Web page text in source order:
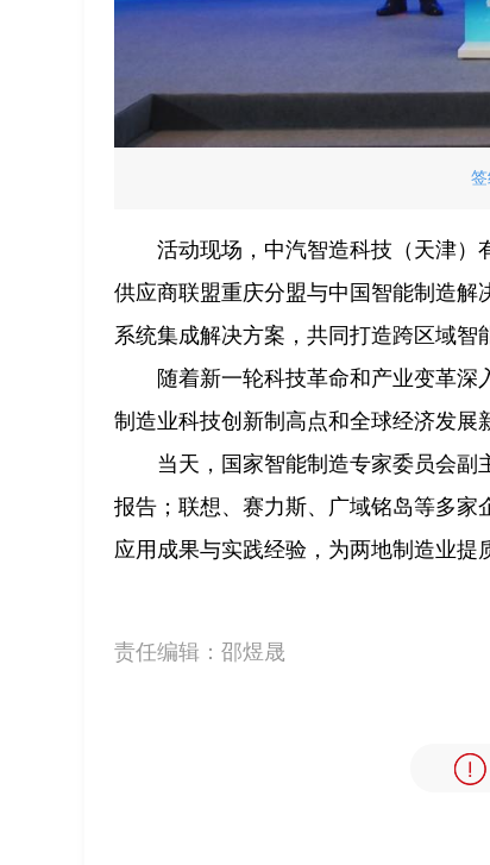
活动现场，中汽智造科技（天津）
供应商联盟重庆分盟与中国智能制造
系统集成解决方案，共同打造跨区域智
随着新一轮科技革命和产业变革
制造业科技创新制高点和全球经济发展
当天，国家智能制造专家委员会副
报告；联想、赛力斯、广域铭岛等多家
应用成果与实践经验，为两地制造业提
责任编辑： 邵煜晟